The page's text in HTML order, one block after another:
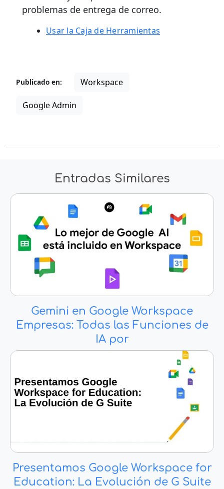
problemas de entrega de correo.
Usar la Caja de Herramientas
Publicado en: Workspace
Google Admin
Entradas Similares
Gemini en Google Workspace
Empresas: Todas las Funciones de
IA por
Presentamos Google Workspace for
Education: La Evolución de G Suite